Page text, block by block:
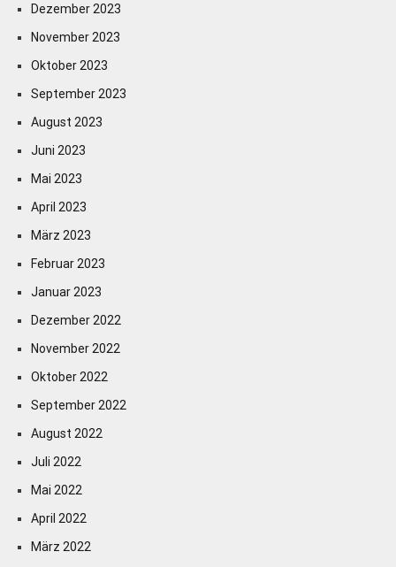
Dezember 2023
November 2023
Oktober 2023
September 2023
August 2023
Juni 2023
Mai 2023
April 2023
März 2023
Februar 2023
Januar 2023
Dezember 2022
November 2022
Oktober 2022
September 2022
August 2022
Juli 2022
Mai 2022
April 2022
März 2022